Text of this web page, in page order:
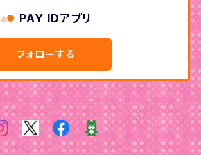
PAY IDアプリ
フォローする